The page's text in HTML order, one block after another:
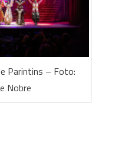
Parintins – Foto:
Nobre